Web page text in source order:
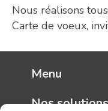
Nous réalisons
Carte de voeux,
Menu
Nos